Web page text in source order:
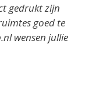
gedrukt zijn
goed te
wensen jullie